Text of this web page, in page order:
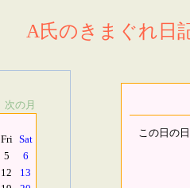
A氏のきまぐれ日
次の月
Fri Sat
5
6
12
13
この日の